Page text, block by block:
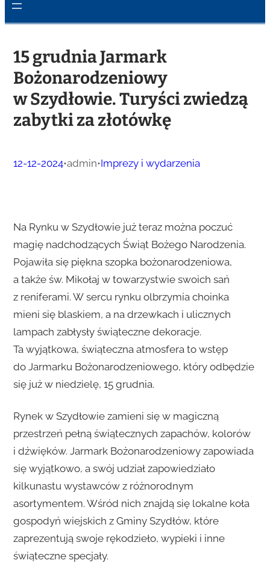
15 grudnia Jarmark
Bożonarodzeniowy
w Szydłowie. Turyści zwiedzą
zabytki za złotówkę
12-12-2024•admin•Imprezy i wydarzenia
Na Rynku w Szydłowie już teraz można poczuć
magię nadchodzących Świąt Bożego Narodzenia.
Pojawiła się piękna szopka bożonarodzeniowa,
a także św. Mikołaj w towarzystwie swoich sań
z reniferami. W sercu rynku olbrzymia choinka
mieni się blaskiem, a na drzewkach i ulicznych
lampach zabłysły świąteczne dekoracje.
Ta wyjątkowa, świąteczna atmosfera to wstęp
do Jarmarku Bożonarodzeniowego, który odbędzie
się już w niedzielę, 15 grudnia.
Rynek w Szydłowie zamieni się w magiczną
przestrzeń pełną świątecznych zapachów, kolorów
i dźwięków. Jarmark Bożonarodzeniowy zapowiada
się wyjątkowo, a swój udział zapowiedziało
kilkunastu wystawców z różnorodnym
asortymentem. Wśród nich znajdą się lokalne koła
gospodyń wiejskich z Gminy Szydłów, które
zaprezentują swoje rękodzieło, wypieki i inne
świąteczne specjały.